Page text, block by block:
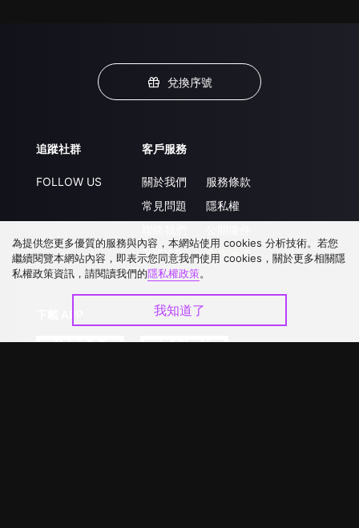
兌換序號
追蹤社群
FOLLOW US
客戶服務
關於我們
常見問題
升級VIP
服務條款
隱私權
合作洽談
為提供您更多優質的服務與內容，本網站使用 cookies 分析技術。若您
繼續閱覽本網站內容，即表示您同意我們使用 cookies，關於更多相關隱
私權政策資訊，請閱讀我們的隱私權政策。
我知道了